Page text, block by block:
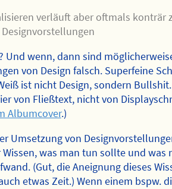
verläuft aber oftmals konträr
Und wenn, dann sind
von Design falsch. Superfeine
ist nicht Design, sondern
von Fließtext, nicht von
Albumcover.)
Umsetzung von
Wissen, was man tun sollte und was
(Gut, die Aneignung dieses
etwas Zeit.) Wenn einem bspw.